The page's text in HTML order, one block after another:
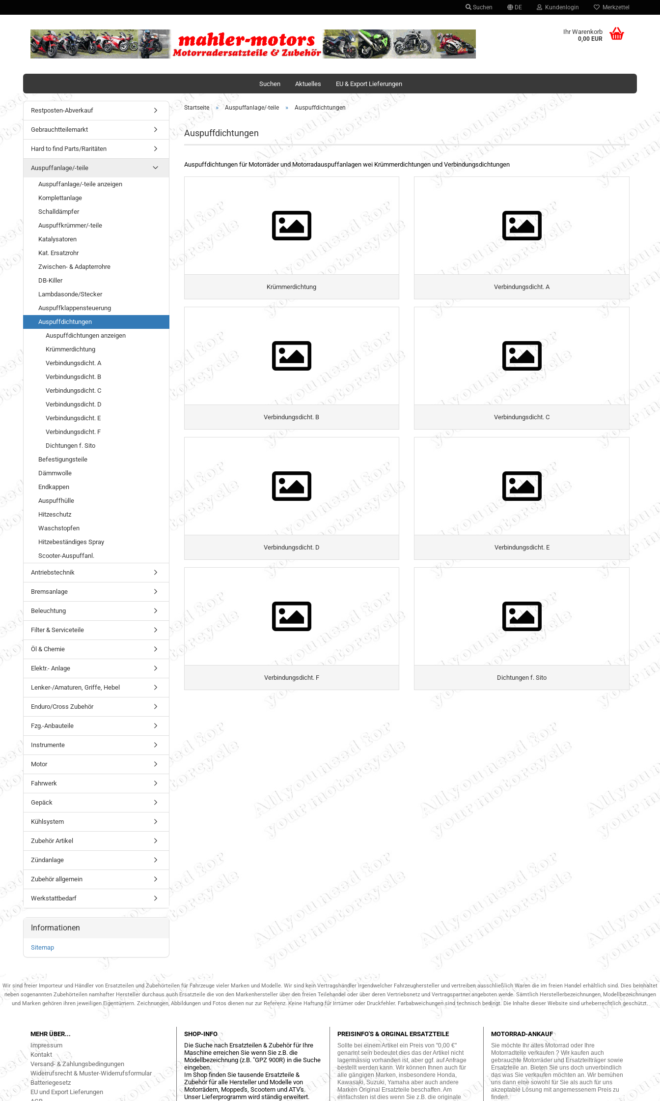
Suchen DE
Sprache auswählen
Kundenlogin
Konto erstellen
Passwort vergessen?
Merkzettel
Ihr Warenkorb
0,00 EUR
Suchen Aktuelles EU & Export Lieferungen
Startseite » Auspuffanlage/-teile » Auspuffdichtungen
Auspuffdichtungen
Auspuffdichtungen für Motorräder und Motorradauspuffanlagen wei Krümmerdichtungen und Verbindungsdichtungen
Krümmerdichtung Verbindungsdicht. A
Verbindungsdicht. B Verbindungsdicht. C
Verbindungsdicht. D Verbindungsdicht. E
Verbindungsdicht. F Dichtungen f. Sito
Restposten-Abverkauf
Gebrauchtteilemarkt
Hard to find Parts/Raritäten
Auspuffanlage/-teile
Auspuffanlage/-teile anzeigen
Komplettanlage
Schalldämpfer
Auspuffkrümmer/-teile
Katalysatoren
Kat. Ersatzrohr
Zwischen- & Adapterrohre
DB-Killer
Lambdasonde/Stecker
Auspuffklappensteuerung
Auspuffdichtungen
Auspuffdichtungen anzeigen
Krümmerdichtung
Verbindungsdicht. A
Verbindungsdicht. B
Verbindungsdicht. C
Verbindungsdicht. D
Verbindungsdicht. E
Verbindungsdicht. F
Dichtungen f. Sito
Befestigungsteile
Dämmwolle
Endkappen
Auspuffhülle
Hitzeschutz
Waschstopfen
Hitzebeständiges Spray
Scooter-Auspuffanl.
Antriebstechnik
Bremsanlage
Beleuchtung
Filter & Serviceteile
Öl & Chemie
Elektr.- Anlage
Lenker-/Amaturen, Griffe, Hebel
Enduro/Cross Zubehör
Fzg.-Anbauteile
Instrumente
Motor
Fahrwerk
Gepäck
Kühlsystem
Zubehör Artikel
Zündanlage
Zubehör allgemein
Werkstattbedarf
Informationen
Sitemap
Wir sind freier Importeur und Händler von Ersatzteilen und Zubehörteilen für Fahrzeuge vieler Marken und Modelle. Wir sind kein Vertragshändler irgendwelcher Fahrzeughersteller und vertreiben ausschließlich Waren die im freien Handel erhältlich sind. Dies beinhaltet
neben sogenannten Zubehörteilen namhafter Hersteller durchaus auch Ersatzteile die von den Markenhersteller über den freien Teilehandel oder über deren Vertriebsnetz und Vertragspartner.angeboten werde. Sämtlich Herstellerbezeichnungen, Modellbezeichnungen
und Marken gehören ihren jeweiligen Eigentümern. Zeichnungen, Abbildungen und Fotos dienen nur zur Referenz. Keine Haftung für Irrtümer oder Druckfehler. Farbabweichungen sind technisch bedingt. Die Inhalte dieser Website sind urheberrechtlich geschützt.
MEHR ÜBER...
Impressum
Kontakt
Versand- & Zahlungsbedingungen
Widerrufsrecht & Muster-Widerrufsformular
Batteriegesetz
EU und Export Lieferungen
SHOP-INFO
Die Suche nach Ersatzteilen & Zubehör für Ihre
Maschine erreichen Sie wenn Sie z.B. die
Modellbezeichnung (z.B. "GPZ 900R) in die Suche
eingeben.
Im Shop finden Sie tausende Ersatzteile &
Zubehör für alle Hersteller und Modelle von
Motorrädern, Mopped's, Scootern und ATV's.
Unser Lieferprogramm wird ständig erweitert.
PREISINFO'S & ORGINAL ERSATZTEILE
Sollte bei einem Artikel ein Preis von "0,00 €"
genannt sein bedeutet dies das der Artikel nicht
lagermässig vorhanden ist, aber ggf. auf Anfrage
bestellt werden kann. Wir können Ihnen auch für
alle gängigen Marken, insbesondere Honda,
Kawasaki, Suzuki, Yamaha aber auch andere
Marken Original Ersatzteile beschaffen. Am
einfachsten ist dies wenn Sie z.B. die originale
MOTORRAD-ANKAUF
Sie möchte Ihr altes Motorrad oder Ihre
Motorradteile verkaufen ? Wir kaufen auch
gebrauchte Motorräder und Ersatzteilträger sowie
Ersatzteile an. Bieten Sie uns doch unverbindlich
das was Sie verkaufen möchten an. Wir bemühen
uns dann eine sowohl für Sie als auch für uns
akzeptable Lösung mit angemessenem Preis zu
finden.